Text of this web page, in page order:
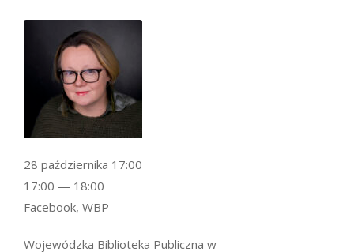
Wojewódzka Biblioteka Publiczna w
28 października 17:00
17:00 — 18:00
Facebook, WBP